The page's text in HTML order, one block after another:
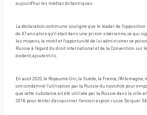
aujourd'hui les médias britanniques.
La déclaration commune souligne que le leader de l'opposition
de 47 ans alors qu'il était dans une prison sibérienne, ce qui
les moyens, le motif et l'opportunité de lui administrer ce
Russie à l'égard du droit international et de la Convention sur
évident, ajoutent-ils.
En août 2020, le Royaume-Uni, la Suède, la France,
ont condamné l'utilisation par la Russie du novichok pour
que cette substance ait été utilisée par la Russie dans la ville
2018, pour tenter d'assassiner l'ancien espion russe Sergueï